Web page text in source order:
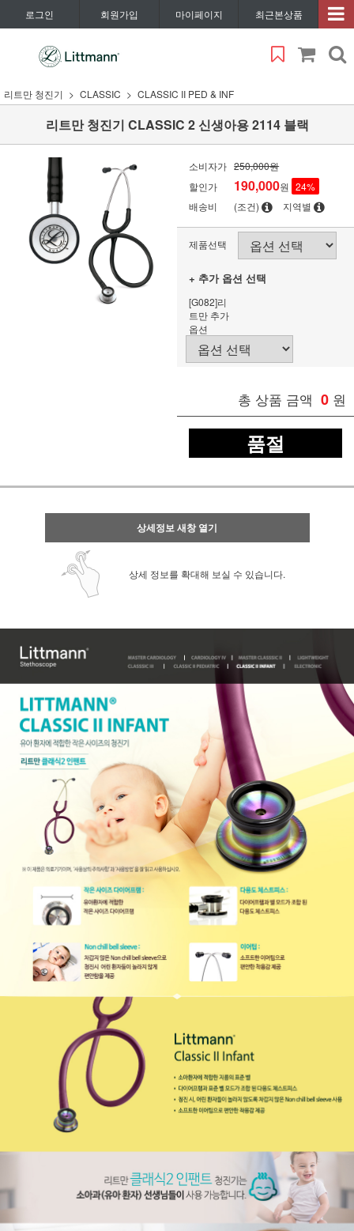
로그인 회원가입 마이페이지 최근본상품
리트만 청진기 CLASSIC CLASSIC II PED & INF
리트만 청진기 CLASSIC 2 신생아용 2114 블랙
소비자가 250,000원
할인가
190,000원 24%
배송비
(조건) 지역별
제품선택
+ 추가 옵션 선택
[G082]리
트만 추가
옵션
총 상품 금액 0 원
품절
상세정보 새창 열기
상세 정보를 확대해 보실 수 있습니다.